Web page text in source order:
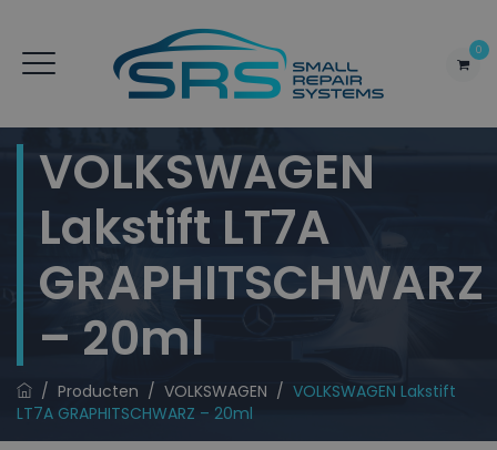
0
VOLKSWAGEN
Lakstift LT7A
GRAPHITSCHWARZ
– 20ml
/ Producten / VOLKSWAGEN / VOLKSWAGEN Lakstift
LT7A GRAPHITSCHWARZ – 20ml